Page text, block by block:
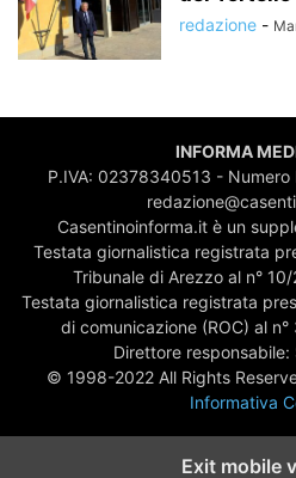
redazione -
INFORMA
P.IVA: 02378340513 - Numero
Casentinoinforma.it è un
Testata giornalistica registrata
Tribunale di Arezzo al n°
Testata giornalistica registrata
di comunicazione (ROC) al
Direttore responsabile:
© 1998-2022 All Rights
Informativa
Exit mobile